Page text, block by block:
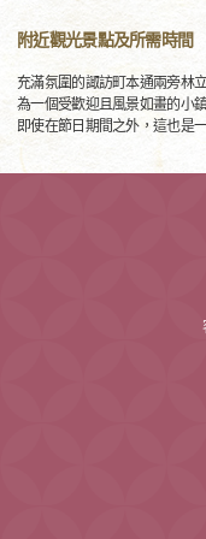
附近觀光景點及所需時間
充滿氛圍的諏訪町本通兩旁林
為一個受歡迎且風景如畫的小
即使在節日期間之外，這也是